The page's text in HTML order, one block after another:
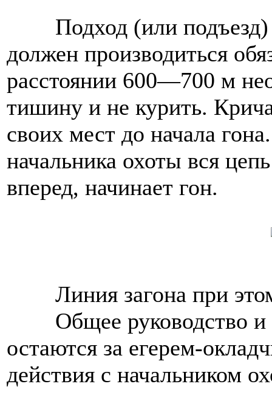
Подход (или
должен производиться
расстоянии 600—700 м
тишину и не курить.
своих мест до начала
начальника охоты вся
вперед, начинает гон.
Линия загона при
Общее руководство
остаются за егерем-
действия с начальником